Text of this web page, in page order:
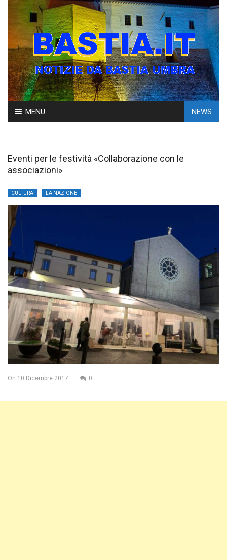
Skip
to
MENU NEWS
Eventi per le festività «Collaborazione con le
associazioni»
CULTURA LA NAZIONE
On 10 Dicembre 2017 0